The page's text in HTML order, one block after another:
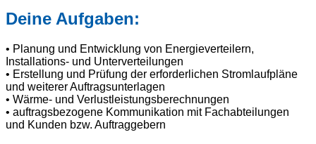
Deine Aufgaben:
• Planung und Entwicklung von Energieverteilern,
Installations- und Unterverteilungen
• Erstellung und Prüfung der erforderlichen Stromlaufpläne
und weiterer Auftragsunterlagen
• Wärme- und Verlustleistungsberechnungen
• auftragsbezogene Kommunikation mit Fachabteilungen
und Kunden bzw. Auftraggebern